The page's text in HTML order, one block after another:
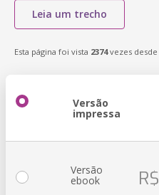
Leia um trecho
Esta página foi vista 2374vezes desde
Versão
impressa
Versão
ebook